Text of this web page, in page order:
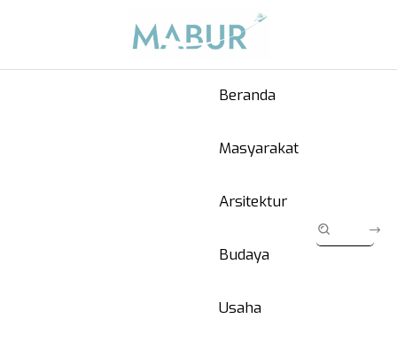
Beranda
Masyarakat
Arsitektur
Budaya
Usaha